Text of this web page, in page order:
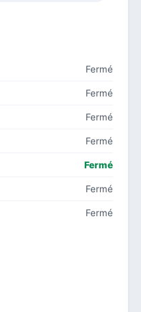
Fermé
Fermé
Fermé
Fermé
Fermé
Fermé
Fermé